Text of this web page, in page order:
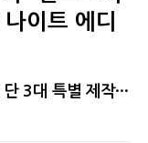
이트 에디
3대 특별 제작···